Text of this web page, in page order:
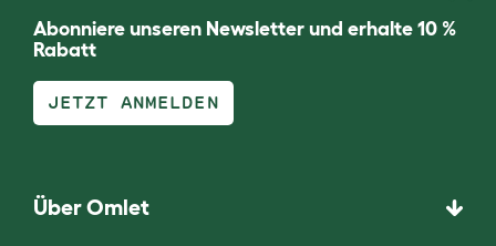
Abonniere unseren Newsletter und erhalte 10 %
Rabatt
JETZT ANMELDEN
Über Omlet